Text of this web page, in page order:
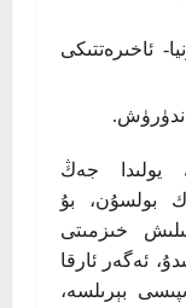
ئاخىرەتتىكى
يولىدا جەڭ
بولسۇن، بۇ
خىزمىتى
ئەگەر ئارقا
بېرىلسە،